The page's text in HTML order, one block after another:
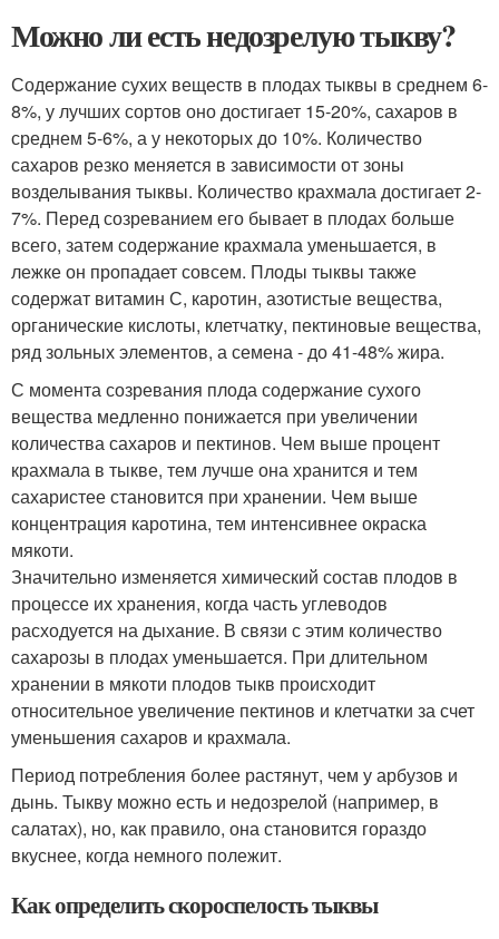
Можно ли есть недозрелую тыкву?
Содержание сухих веществ в плодах тыквы в среднем 6-
8%, у лучших сортов оно достигает 15-20%, сахаров в
среднем 5-6%, а у некоторых до 10%. Количество
сахаров резко меняется в зависимости от зоны
возделывания тыквы. Количество крахмала достигает 2-
7%. Перед созреванием его бывает в плодах больше
всего, затем содержание крахмала уменьшается, в
лежке он пропадает совсем. Плоды тыквы также
содержат витамин С, каротин, азотистые вещества,
органические кислоты, клетчатку, пектиновые вещества,
ряд зольных элементов, а семена - до 41-48% жира.
С момента созревания плода содержание сухого
вещества медленно понижается при увеличении
количества сахаров и пектинов. Чем выше процент
крахмала в тыкве, тем лучше она хранится и тем
сахаристее становится при хранении. Чем выше
концентрация каротина, тем интенсивнее окраска
мякоти.
Значительно изменяется химический состав плодов в
процессе их хранения, когда часть углеводов
расходуется на дыхание. В связи с этим количество
сахарозы в плодах уменьшается. При длительном
хранении в мякоти плодов тыкв происходит
относительное увеличение пектинов и клетчатки за счет
уменьшения сахаров и крахмала.
Период потребления более растянут, чем у арбузов и
дынь. Тыкву можно есть и недозрелой (например, в
салатах), но, как правило, она становится гораздо
вкуснее, когда немного полежит.
Как определить скороспелость тыквы